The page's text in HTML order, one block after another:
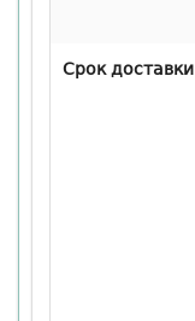
Срок доставки